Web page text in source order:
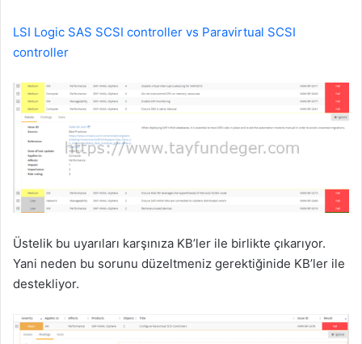
LSI Logic SAS SCSI controller vs Paravirtual SCSI
controller
Üstelik bu uyarıları karşınıza KB’ler ile birlikte çıkarıyor.
Yani neden bu sorunu düzeltmeniz gerektiğinide KB’ler ile
destekliyor.